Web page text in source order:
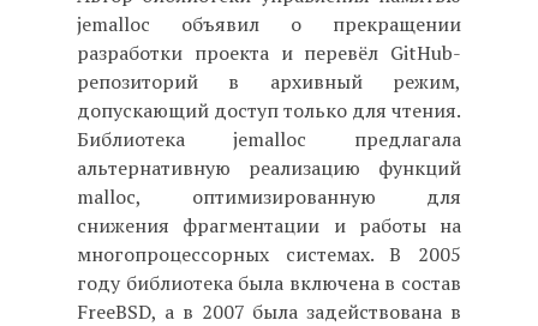
jemalloc объявил о прекращении
разработки проекта и перевёл GitHub-
репозиторий в архивный режим,
допускающий доступ только для чтения.
Библиотека jemalloc предлагала
альтернативную реализацию функций
malloc, оптимизированную для
снижения фрагментации и работы на
многопроцессорных системах. В 2005
году библиотека была включена в состав
FreeBSD, а в 2007 была задействована в